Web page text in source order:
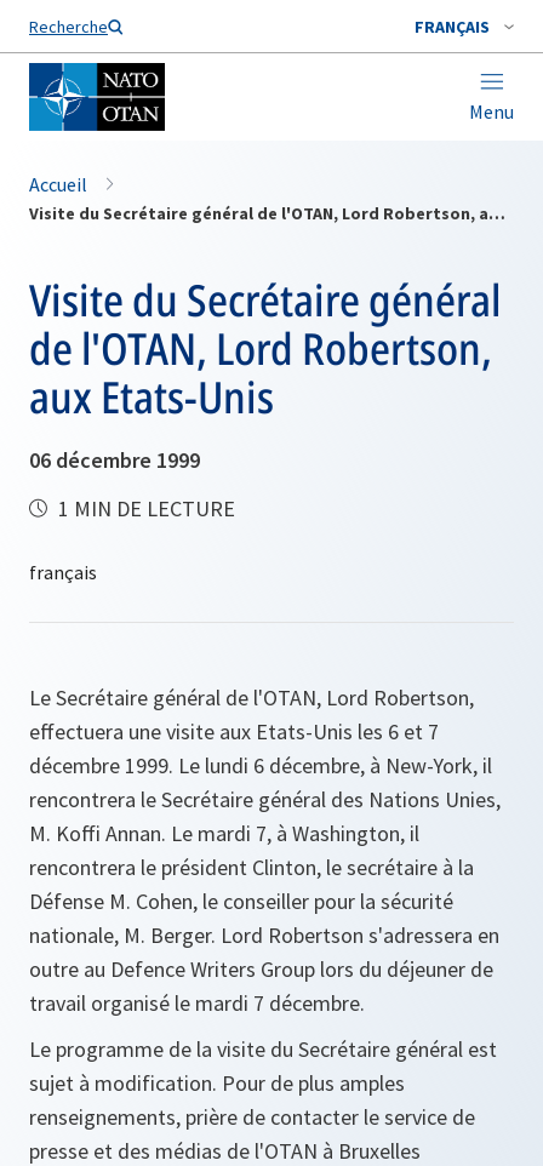
Recherche FRANÇAIS
Menu
Nom de famille*
Accueil
Visite du Secrétaire général de l'OTAN, Lord Robertson, aux Etats-Unis
Visite du Secrétaire général
de l'OTAN, Lord Robertson,
aux Etats-Unis
06 décembre 1999
1 MIN DE LECTURE
Le Secrétaire général de l'OTAN, Lord Robertson,
effectuera une visite aux Etats-Unis les 6 et 7
décembre 1999. Le lundi 6 décembre, à New-York, il
rencontrera le Secrétaire général des Nations Unies,
M. Koffi Annan. Le mardi 7, à Washington, il
rencontrera le président Clinton, le secrétaire à la
Défense M. Cohen, le conseiller pour la sécurité
nationale, M. Berger. Lord Robertson s'adressera en
outre au Defence Writers Group lors du déjeuner de
travail organisé le mardi 7 décembre.
Le programme de la visite du Secrétaire général est
sujet à modification. Pour de plus amples
renseignements, prière de contacter le service de
presse et des médias de l'OTAN à Bruxelles